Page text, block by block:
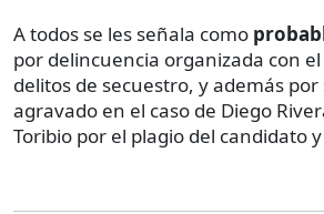
A todos se les señala como
por delincuencia organizada con
delitos de secuestro, y además
agravado en el caso de Diego
Toribio por el plagio del candidato